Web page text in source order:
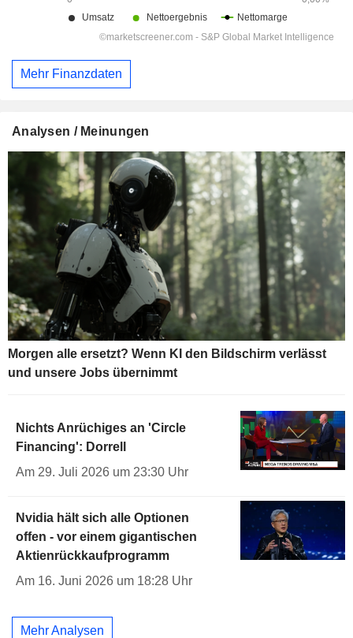
Mehr Finanzdaten
Analysen / Meinungen
Morgen alle ersetzt? Wenn KI den Bildschirm verlässt
und unsere Jobs übernimmt
Nichts Anrüchiges an 'Circle
Financing': Dorrell
Am 29. Juli 2026 um 23:30 Uhr
Nvidia hält sich alle Optionen
offen - vor einem gigantischen
Aktienrückkaufprogramm
Am 16. Juni 2026 um 18:28 Uhr
Mehr Analysen